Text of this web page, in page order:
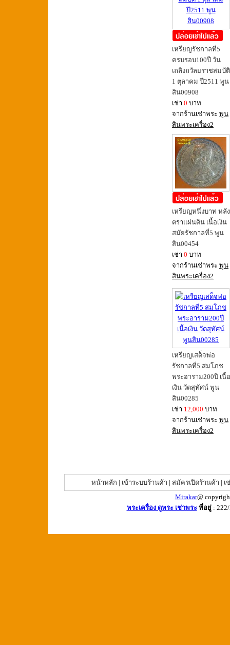
เหรียญรัชกาลที่5
ครบรอบ100ปี วัน
เถลิงถวัลยราชสมบัติ
1 ตุลาคม ปี2511 พูน
สิน00908
เช่า 0 บาท
จากร้านเช่าพระ พูน
สินพระเครื่อง2
เหรียญหนึ่งบาท หลัง
ตราแผ่นดิน เนื้อเงิน
สมัยรัชกาลที่5 พูน
สิน00454
เช่า 0 บาท
จากร้านเช่าพระ พูน
สินพระเครื่อง2
เหรียญเสด็จพ่อ
รัชกาลที่5 สมโภช
พระอาราม200ปี เนื้อ
เงิน วัดสุทัศน์ พูน
สิน00285
เช่า 12,000 บาท
จากร้านเช่าพระ พูน
สินพระเครื่อง2
หน้าหลัก | เข้าระบบร้านค้า | สมัครเปิดร้านค้า | เ
Mirakar@
พระเครื่อง ดูพระ เช่าพระ ที่อยู่ :